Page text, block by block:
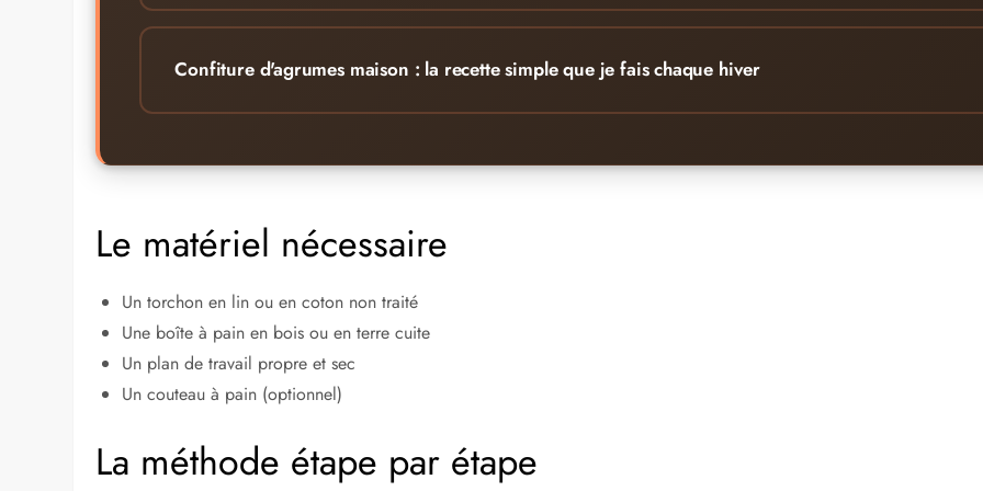
Confiture d'agrumes maison : la recette simple que je fais chaque hiver
Le matériel nécessaire
Un torchon en lin ou en coton non traité
Une boîte à pain en bois ou en terre cuite
Un plan de travail propre et sec
Un couteau à pain (optionnel)
La méthode étape par étape